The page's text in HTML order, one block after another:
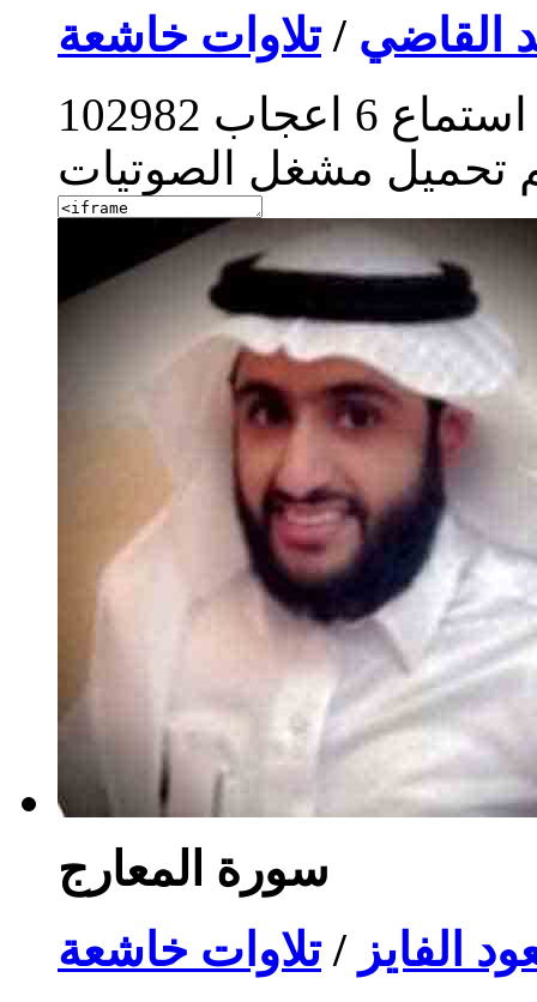
القاضي /تلاوات خاشعة
102982
استماع 6 اعجاب
تحميل مشغل الصوتيات
سورة المعارج
الفايز /تلاوات خاشعة